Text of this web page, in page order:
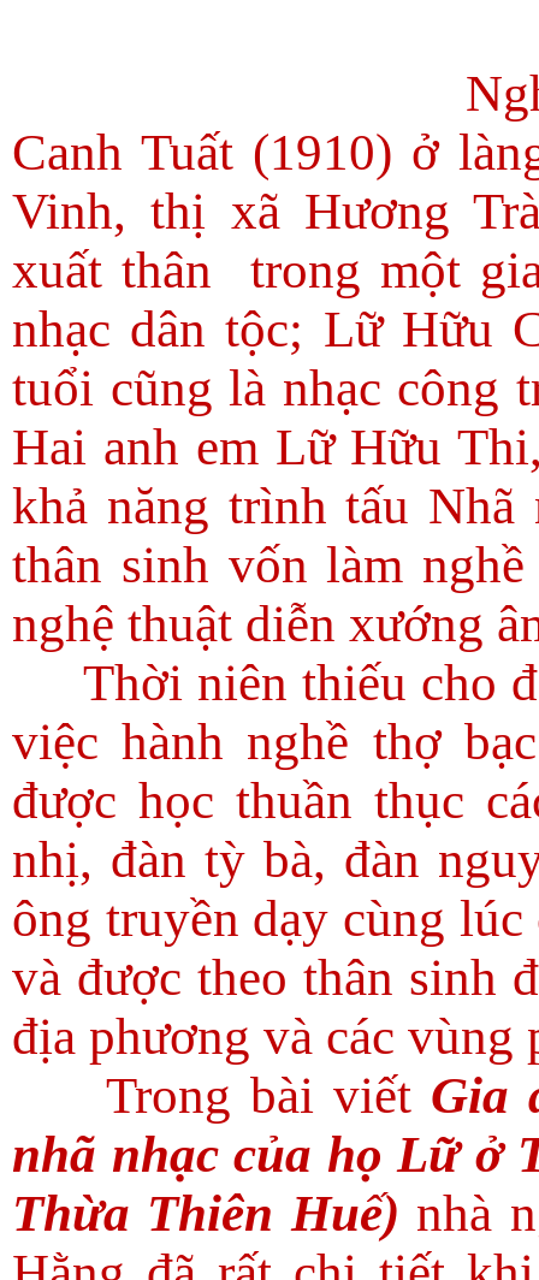
Nghệ
Canh Tuất (1910) ở
Vinh, thị xã Hương
xuất thân
trong một
nhạc dân tộc; Lữ Hữu
tuổi cũng là nhạc công
Hai anh em Lữ Hữu
khả năng trình tấu
thân sinh vốn làm
nghệ thuật diễn xướng
Thời niên thiếu cho
việc hành nghề thợ
được học thuần thục
nhị, đàn tỳ bà, đàn
ông truyền dạy cùng
và được theo thân sinh
địa phương và các vùng
Trong bài viết Gia
nhã nhạc của họ Lữ ở
Thừa Thiên Huế) nhà